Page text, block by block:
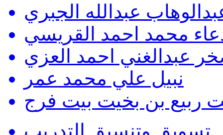
عبدالله الجبري
محمد احمد القريسي
عبدالغني احمد العزي
نبيل علي محمد عمر
ربيع بن بخيت بيت فرج
تسويق وتنسيق التدريب